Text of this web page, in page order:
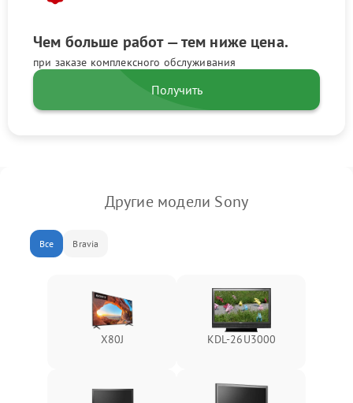
Чем больше работ — тем ниже цена.
при заказе комплексного обслуживания
Получить
Другие модели Sony
Все Bravia
X80J KDL-26U3000